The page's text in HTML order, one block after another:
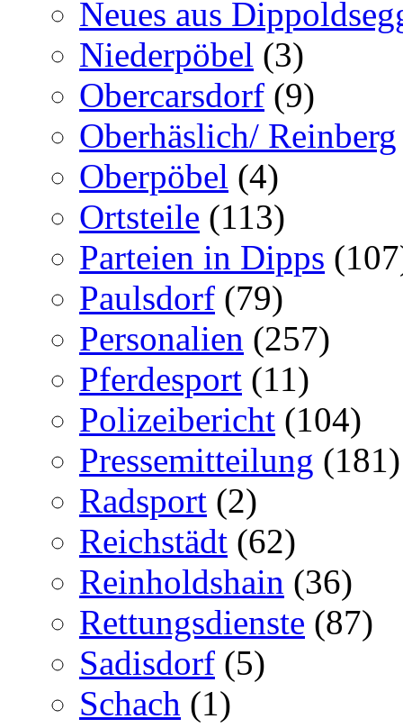
Neues aus
Niederpöbel (3)
Obercarsdorf (9)
Oberhäslich/ Reinberg
Oberpöbel (4)
Ortsteile (113)
Parteien in Dipps
Paulsdorf (79)
Personalien (257)
Pferdesport (11)
Polizeibericht (104)
Pressemitteilung (181)
Radsport (2)
Reichstädt (62)
Reinholdshain (36)
Rettungsdienste (87)
Sadisdorf (5)
Schach (1)